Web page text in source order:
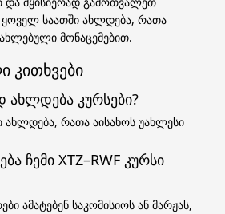
ყოველ საათში ახლდება, რათა
მონაცემებით.
კითხვები
ახლდება კურსები?
ახლდება, რათა აისახოს უახლესი
ჩემი XTZ–RWF კურსი
ამატებენ საკომისიოს ან მარჟას,